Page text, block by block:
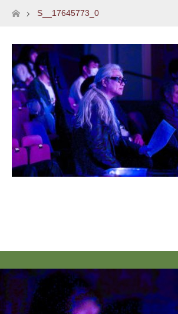
ホーム
S__17645773_0